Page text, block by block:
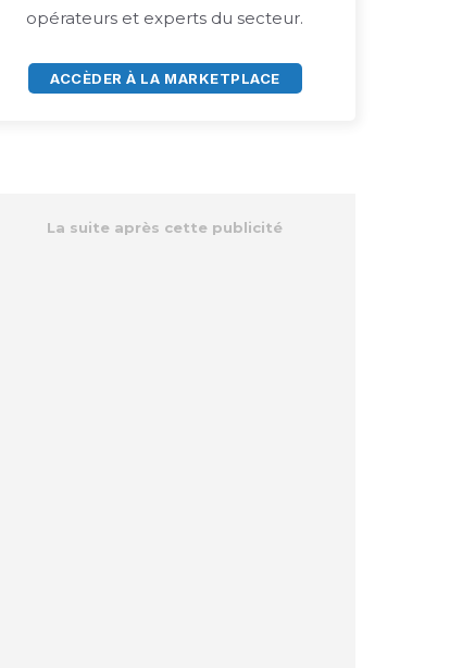
opérateurs et experts du secteur.
ACCÈDER À LA MARKETPLACE